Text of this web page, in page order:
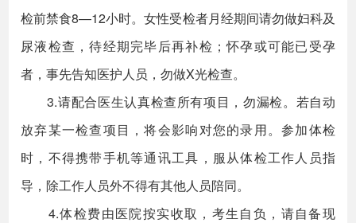
检前禁食8—12小时。女性受检者月经期间请勿做妇科及
尿液检查，待经期完毕后再补检；怀孕或可能已受孕
者，事先告知医护人员，勿做X光检查。
3.请配合医生认真检查所有项目，勿漏检。若自动
放弃某一检查项目，将会影响对您的录用。参加体检
时，不得携带手机等通讯工具，服从体检工作人员指
导，除工作人员外不得有其他人员陪同。
4.体检费由医院按实收取，考生自负，请自备现